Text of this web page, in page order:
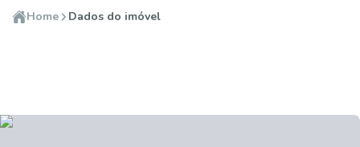
Home Dados do imóvel